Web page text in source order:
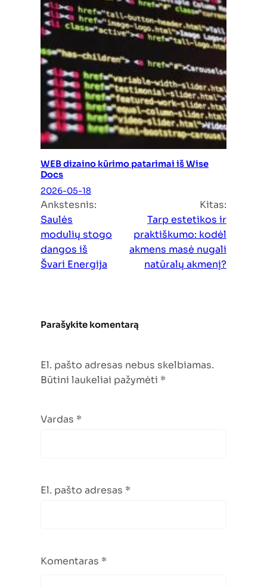
WEB dizaino kūrimo patarimai iš Wise
Docs
2026-05-18
Ankstesnis:
Saulės
modulių stogo
dangos iš
Švari Energija
Kitas:
Tarp estetikos ir
praktiškumo: kodėl
akmens masė nugali
natūralų akmenį?
Parašykite komentarą
El. pašto adresas nebus skelbiamas.
Būtini laukeliai pažymėti *
Vardas *
El. pašto adresas *
Komentaras *